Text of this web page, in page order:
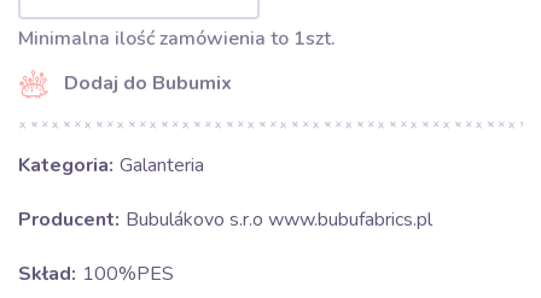
Minimalna ilość zamówienia to 1szt.
Dodaj do Bubumix
Kategoria: Galanteria
Producent: Bubulákovo s.r.o www.bubufabrics.pl
Skład: 100%PES